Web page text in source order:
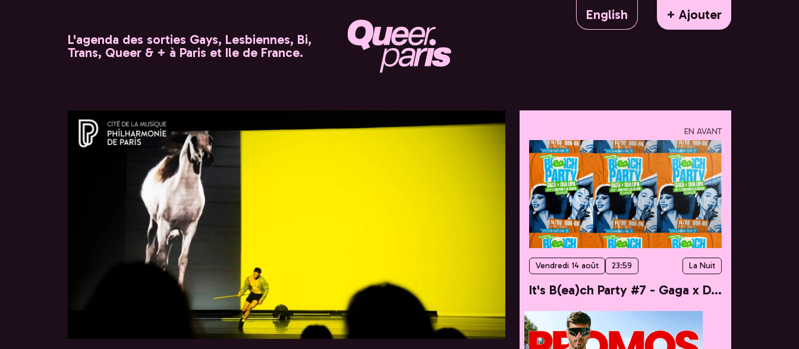
English
+ Ajouter
L'agenda des sorties Gays, Lesbiennes, Bi,
Trans, Queer & + à Paris et Ile de France.
EN AVANT
Vendredi 14 août 23:59 La Nuit
It's B(ea)ch Party #7 - Gaga x Dua